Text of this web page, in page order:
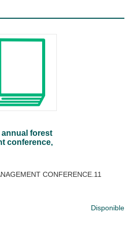
forest
conference,
CONFERENCE.11
Disponible